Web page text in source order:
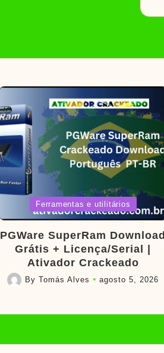
Posted
in
Ferramentas e utilitários
PGWare SuperRam Download
Grátis + Licença/Serial |
Ativador Crackeado
Posted
ByTomás Alves agosto 5, 2026